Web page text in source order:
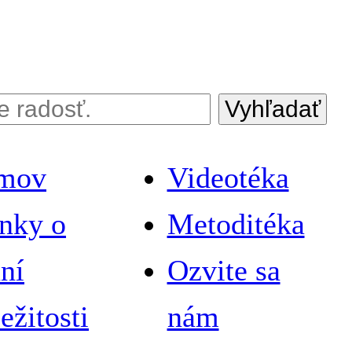
Vyhľadať
o
Videotéka
Metoditéka
Ozvite sa
nám